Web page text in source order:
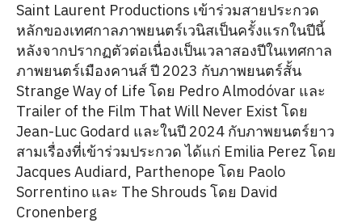
Saint Laurent Productions เข้าร่วมสายประกวด
หลักของเทศกาลภาพยนตร์เวนิสเป็นครั้งแรกในปีนี้
หลังจากปรากฏตัวต่อเนื่องเป็นเวลาสองปีในเทศกาล
ภาพยนตร์เมืองคานส์ ปี 2023 กับภาพยนตร์สั้น
Strange Way of Life โดย Pedro Almodóvar และ
Trailer of the Film That Will Never Exist โดย
Jean-Luc Godard และในปี 2024 กับภาพยนตร์ยาว
สามเรื่องที่เข้าร่วมประกวด ได้แก่ Emilia Perez โดย
Jacques Audiard, Parthenope โดย Paolo
Sorrentino และ The Shrouds โดย David
Cronenberg